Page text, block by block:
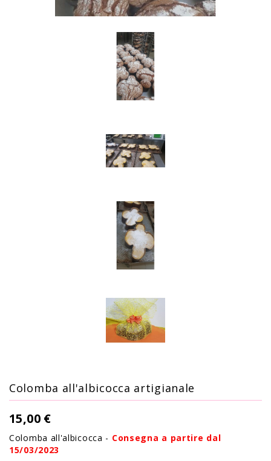
Colomba all'albicocca artigianale
15,00 €
Colomba all'albicocca - Consegna a partire dal
15/03/2023